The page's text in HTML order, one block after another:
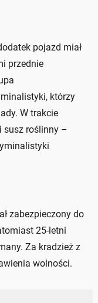
pojazd miał
przednie
którzy
W trakcie
susz roślinny –
zabezpieczony do
25-letni
Za kradzież z
wolności.